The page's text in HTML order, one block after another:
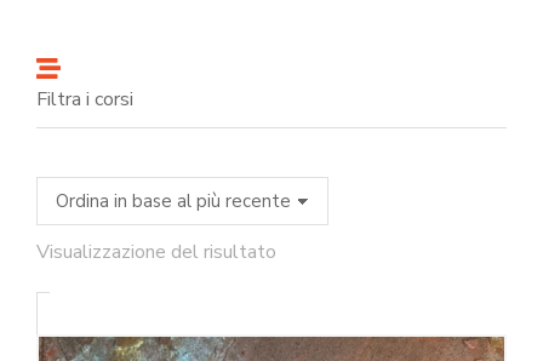
Filtra i corsi
Visualizzazione del risultato